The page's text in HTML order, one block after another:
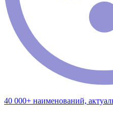
40 000+ наименований,